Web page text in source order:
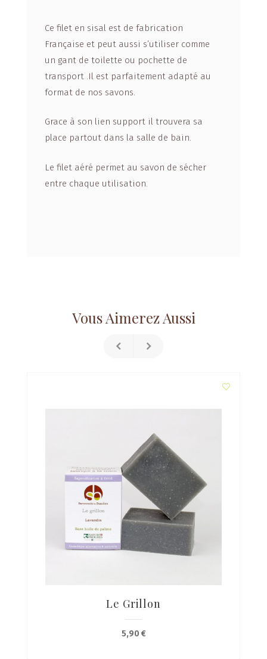
Ce filet en sisal est de fabrication
Française et peut aussi s’utiliser comme
un gant de toilette ou pochette de
transport .Il est parfaitement adapté au
format de nos savons.
Grace à son lien support il trouvera sa
place partout dans la salle de bain.
Le filet aéré permet au savon de sécher
entre chaque utilisation.
Vous Aimerez Aussi
Le Grillon
5,90 €